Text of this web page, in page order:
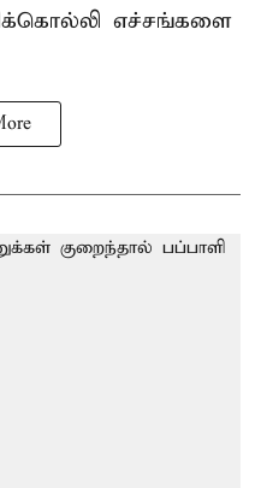
எச்சங்களை